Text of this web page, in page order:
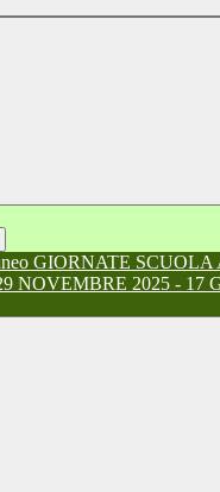
GIORNATE SCUOLA
NOVEMBRE 2025 - 17